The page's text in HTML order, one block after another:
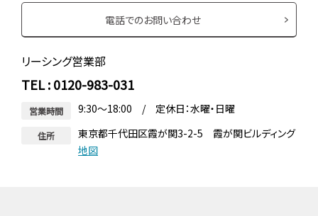
電話でのお問い合わせ
リーシング営業部
TEL : 0120-983-031
営業時間 9:30～18:00 / 定休日：水曜・日曜
住所
東京都千代田区霞が関3-2-5 霞が関ビルディング
地図